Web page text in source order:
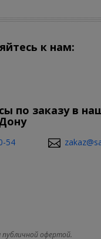
к нам:
по заказу в
54
офертой.